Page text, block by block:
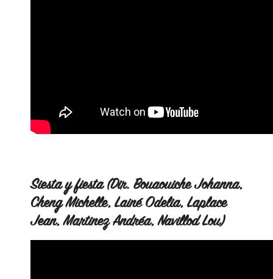
Siesta y fiesta (Dir. Bouaouiche Johanna,
Cheng Michelle, Lainé Odelia, Laplace
Jean, Martinez Andréa, Navillod Lou)